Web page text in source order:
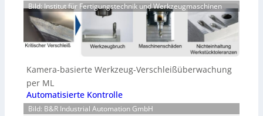
Bild: Institut für Fertigungstechnik und Werkzeugmaschinen
Kamera-basierte Werkzeug-Verschleißüberwachung
per ML
Automatisierte Kontrolle
Bild: B&R Industrial Automation GmbH